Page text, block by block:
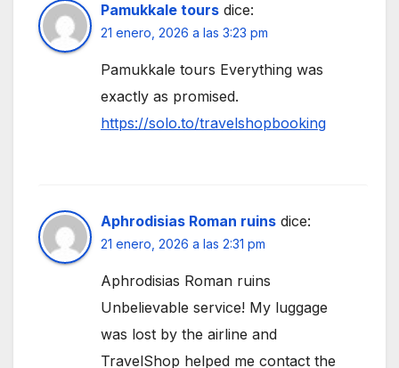
Pamukkale tours dice:
21 enero, 2026 a las 3:23 pm
Pamukkale tours Everything was
exactly as promised.
https://solo.to/travelshopbooking
Aphrodisias Roman ruins dice:
21 enero, 2026 a las 2:31 pm
Aphrodisias Roman ruins
Unbelievable service! My luggage
was lost by the airline and
TravelShop helped me contact the